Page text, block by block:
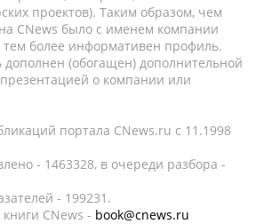
проектов). Таким образом, чем
CNews было с именем компании
тем более информативен профиль.
(обогащен) дополнительной
о компании или
портала CNews.ru c 11.1998
- 1463328, в очереди разбора -
- 199231.
CNews - book@cnews.ru